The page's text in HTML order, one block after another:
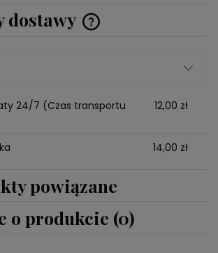
dostawy
ewentualnych kosztów płatności
24/7 (Czas transportu
12,00 zł
14,00 zł
powiązane
o produkcie (0)